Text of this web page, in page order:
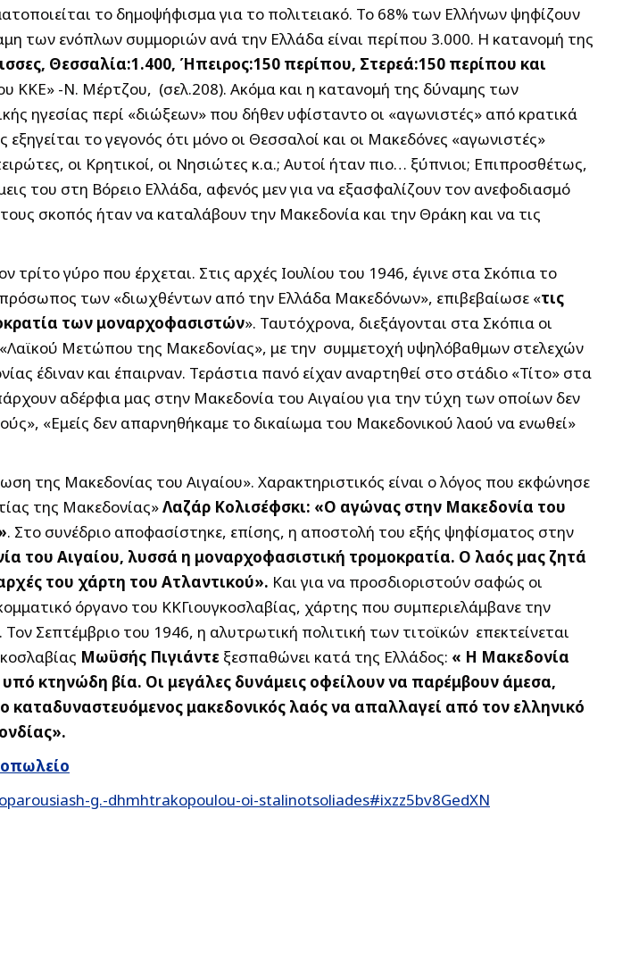
το δημοψήφισμα για το πολιτειακό. Το 68% των Ελλήνων ψηφίζουν
των ενόπλων συμμοριών ανά την Ελλάδα είναι περίπου 3.000. Η κατανομή της
Θεσσαλία:1.400, Ήπειρος:150 περίπου, Στερεά:150 περίπου και
ΚΚΕ» -Ν. Μέρτζου, (σελ.208). Ακόμα και η κατανομή της δύναμης των
ηγεσίας περί «διώξεων» που δήθεν υφίσταντο οι «αγωνιστές» από κρατικά
το γεγονός ότι μόνο οι Θεσσαλοί και οι Μακεδόνες «αγωνιστές»
οι Κρητικοί, οι Νησιώτες κ.α.; Αυτοί ήταν πιο… ξύπνιοι; Επιπροσθέτως,
του στη Βόρειο Ελλάδα, αφενός μεν για να εξασφαλίζουν τον ανεφοδιασμό
σκοπός ήταν να καταλάβουν την Μακεδονία και την Θράκη και να τις
τρίτο γύρο που έρχεται. Στις αρχές Ιουλίου του 1946, έγινε στα Σκόπια το
των «διωχθέντων από την Ελλάδα Μακεδόνων», επιβεβαίωσε «τις
των μοναρχοφασιστών». Ταυτόχρονα, διεξάγονται στα Σκόπια οι
«Λαϊκού Μετώπου της Μακεδονίας», με την συμμετοχή υψηλόβαθμων στελεχών
έδιναν και έπαιρναν. Τεράστια πανό είχαν αναρτηθεί στο στάδιο «Τίτο» στα
αδέρφια μας στην Μακεδονία του Αιγαίου για την τύχη των οποίων δεν
«Εμείς δεν απαρνηθήκαμε το δικαίωμα του Μακεδονικού λαού να ενωθεί»
της Μακεδονίας του Αιγαίου». Χαρακτηριστικός είναι ο λόγος που εκφώνησε
της Μακεδονίας»Λαζάρ Κολισέφσκι: «Ο αγώνας στην Μακεδονία του
. Στο συνέδριο αποφασίστηκε, επίσης, η αποστολή του εξής ψηφίσματος στην
του Αιγαίου, λυσσά η μοναρχοφασιστική τρομοκρατία. Ο λαός μας ζητά
του χάρτη του Ατλαντικού». Και για να προσδιοριστούν σαφώς οι
όργανο του ΚΚΓιουγκοσλαβίας, χάρτης που συμπεριελάμβανε την
Σεπτέμβριο του 1946, η αλυτρωτική πολιτική των τιτοϊκών επεκτείνεται
Μωϋσής Πιγιάντε ξεσπαθώνει κατά της Ελλάδος: « Η Μακεδονία
υπό κτηνώδη βία. Οι μεγάλες δυνάμεις οφείλουν να παρέμβουν άμεσα,
καταδυναστευόμενος μακεδονικός λαός να απαλλαγεί από τον ελληνικό
g.-dhmhtrakopoulou-oi-stalinotsoliades#ixzz5bv8GedXN